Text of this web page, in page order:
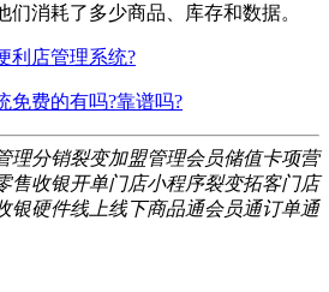
们消耗了多少商品、库存和数据。
利店管理系统?
免费的有吗?靠谱吗?
理分销裂变加盟管理会员储值卡项营
售收银开单门店小程序裂变拓客门店
银硬件线上线下商品通会员通订单通